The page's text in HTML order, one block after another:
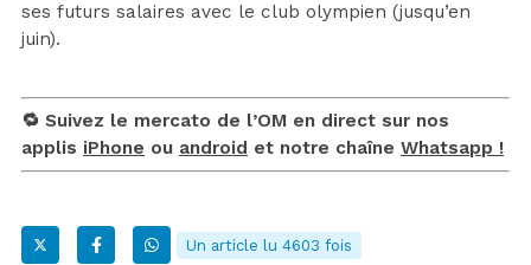
ses futurs salaires avec le club olympien (jusqu’en
juin).
🔁 Suivez le mercato de l’OM en direct sur nos
applis iPhone ou android et notre chaîne Whatsapp !
Un article lu 4603 fois